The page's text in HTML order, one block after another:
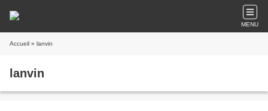
MENU
Accueil » lanvin
lanvin